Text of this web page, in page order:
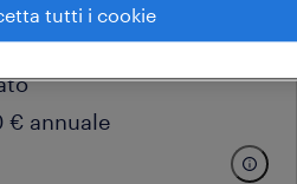
€ annuale
tutti i cookie